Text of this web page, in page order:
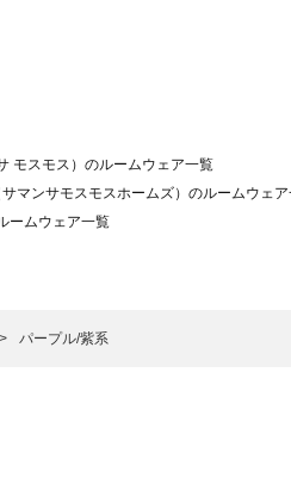
モスモス）のルームウェア一覧
マンサモスモスホームズ）のルームウェ
ームウェア一覧
（ツハルバイサマンサモスモス）のルー
マンサモスモス ラーゴム）のルームウェア
パープル/紫系